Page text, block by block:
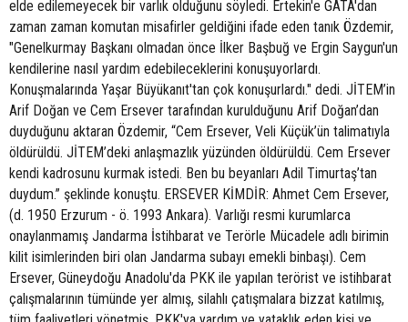
elde edilemeyecek bir varlık olduğunu söyledi. Ertekin'e GATA'dan
zaman zaman komutan misafirler geldiğini ifade eden tanık Özdemir,
"Genelkurmay Başkanı olmadan önce İlker Başbuğ ve Ergin Saygun'un
kendilerine nasıl yardım edebileceklerini konuşuyorlardı.
Konuşmalarında Yaşar Büyükanıt'tan çok konuşurlardı." dedi. JİTEM’in
Arif Doğan ve Cem Ersever tarafından kurulduğunu Arif Doğan’dan
duyduğunu aktaran Özdemir, “Cem Ersever, Veli Küçük’ün talimatıyla
öldürüldü. JİTEM’deki anlaşmazlık yüzünden öldürüldü. Cem Ersever
kendi kadrosunu kurmak istedi. Ben bu beyanları Adil Timurtaş’tan
duydum.” şeklinde konuştu. ERSEVER KİMDİR: Ahmet Cem Ersever,
(d. 1950 Erzurum - ö. 1993 Ankara). Varlığı resmi kurumlarca
onaylanmamış Jandarma İstihbarat ve Terörle Mücadele adlı birimin
kilit isimlerinden biri olan Jandarma subayı emekli binbaşı). Cem
Ersever, Güneydoğu Anadolu'da PKK ile yapılan terörist ve istihbarat
çalışmalarının tümünde yer almış, silahlı çatışmalara bizzat katılmış,